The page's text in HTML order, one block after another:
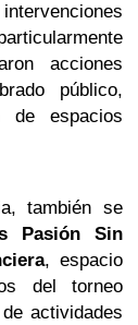
acciones
público,
de espacios
también se
Pasión Sin
, espacio
del torneo
actividades